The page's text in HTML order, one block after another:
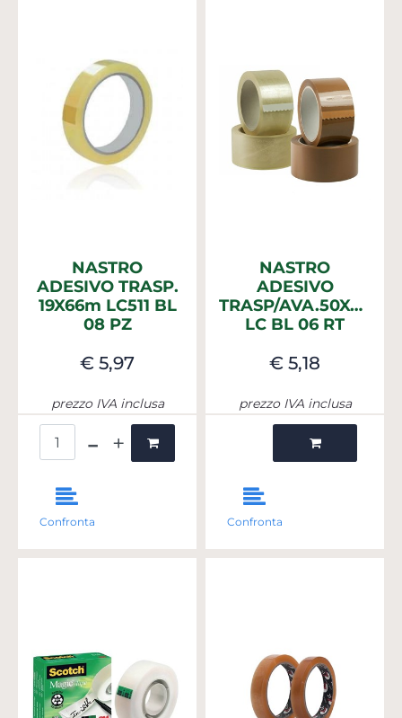
NASTRO
ADESIVO TRASP.
19X66m LC511 BL
08 PZ
€ 5,97
prezzo IVA inclusa
Confronta
NASTRO
ADESIVO
TRASP/AVA.50X66m
LC BL 06 RT
€ 5,18
prezzo IVA inclusa
Confronta